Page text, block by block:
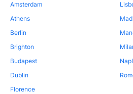
Amsterdam
Athens
Berlin
Brighton
Budapest
Dublin
Florence